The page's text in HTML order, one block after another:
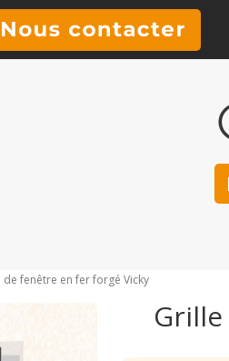
de fenêtre en fer forgé Vicky